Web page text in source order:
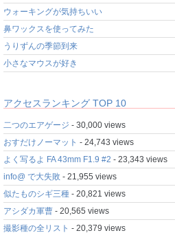
ウォーキングが気持ちいい
鼻ワックスを使ってみた
うりずんの季節到来
小さなマウスが好き
アクセスランキング TOP 10
二つのエアゲージ - 30,000 views
おすだけノーマット - 24,743 views
よく写るよ FA 43mm F1.9 #2 - 23,343 views
info@ で大失敗 - 21,955 views
似たものシギ三種 - 20,821 views
アシダカ軍曹 - 20,565 views
撮影種の全リスト - 20,379 views